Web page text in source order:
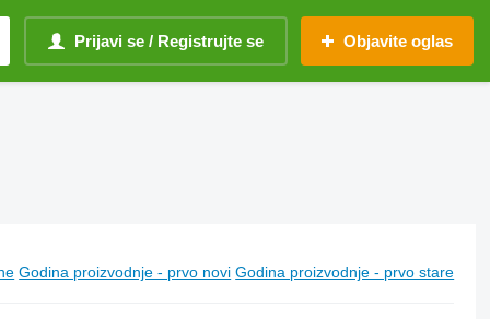
Prijavi se / Registrujte se Objavite oglas
Godina proizvodnje - prvo novi Godina proizvodnje - prvo stare